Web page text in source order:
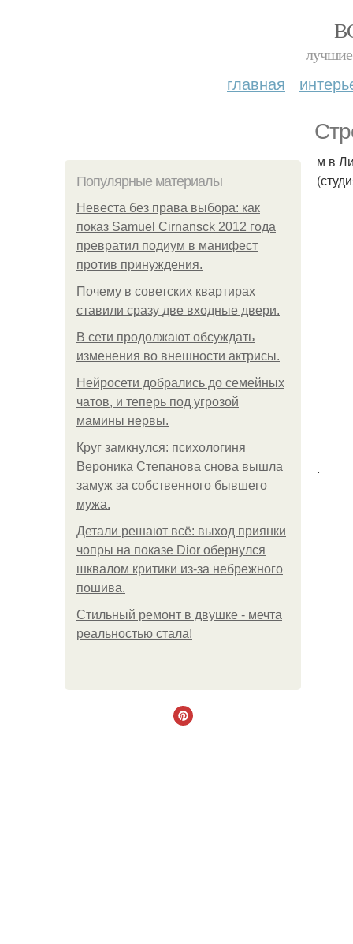
лучшие
главная
Популярные материалы
Невеста без права выбора: как
показ Samuel Cirnansck 2012 года
превратил подиум в манифест
против принуждения.
Почему в советских квартирах
ставили сразу две входные двери.
В сети продолжают обсуждать
изменения во внешности актрисы.
Нейросети добрались до семейных
чатов, и теперь под угрозой
мамины нервы.
Круг замкнулся: психологиня
Вероника Степанова снова вышла
замуж за собственного бывшего
мужа.
Детали решают всё: выход приянки
чопры на показе Dior обернулся
шквалом критики из-за небрежного
пошива.
Стильный ремонт в двушке - мечта
реальностью стала!
м в
.